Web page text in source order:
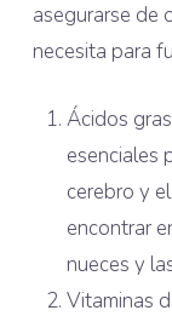
asegurarse de
necesita para
Ácidos
esenciales
cerebro y
encontrar
nueces y
Vitaminas